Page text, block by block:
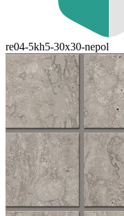
re04-5kh5-30x30-nepol